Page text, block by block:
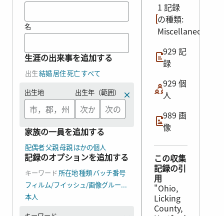
名
生涯の出来事を追加する
出生結婚居住死亡すべて
出生地
出生年（範囲）
家族の一員を追加する
配偶者父親母親ほかの個人
記録のオプションを追加する
キーワード所在地種類バッチ番号
フィルム/フイッシュ/画像グループ番号（DGS）
本人
1 記録
の種類:
Miscellaneous
929 記
録
929 個
人
989 画
像
この収集
記録の引
用
"Ohio,
Licking
County,